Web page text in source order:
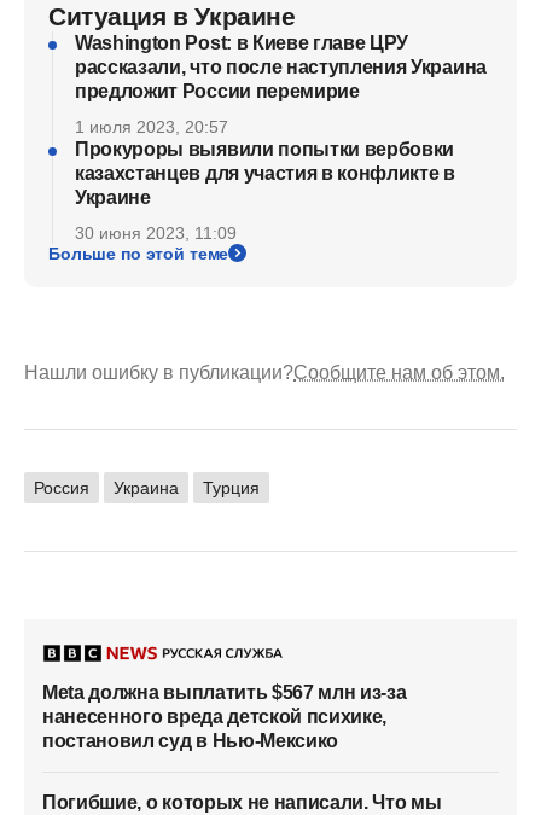
Ситуация в Украине
Washington Post: в Киеве главе ЦРУ
рассказали, что после наступления Украина
предложит России перемирие
1 июля 2023, 20:57
Прокуроры выявили попытки вербовки
казахстанцев для участия в конфликте в
Украине
30 июня 2023, 11:09
Больше по этой теме
Нашли ошибку в публикации?Сообщите нам об этом.
Россия Украина Турция
Meta должна выплатить $567 млн из-за
нанесенного вреда детской психике,
постановил суд в Нью-Мексико
Погибшие, о которых не написали. Что мы